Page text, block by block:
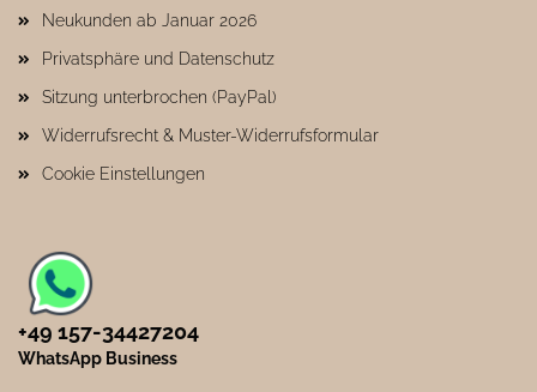
Neukunden ab Januar 2026
Privatsphäre und Datenschutz
Sitzung unterbrochen (PayPal)
Widerrufsrecht & Muster-Widerrufsformular
Cookie Einstellungen
+49 157-34427204​
WhatsApp Business